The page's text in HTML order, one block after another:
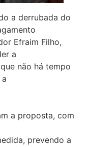
a derrubada do
Efraim Filho,
a
não há tempo
a proposta, com
prevendo a